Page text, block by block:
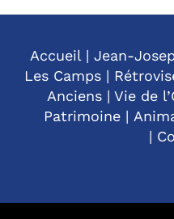
Accueil| Jean-
Les Camps |
Anciens| Vie de
Patrimoine |
|